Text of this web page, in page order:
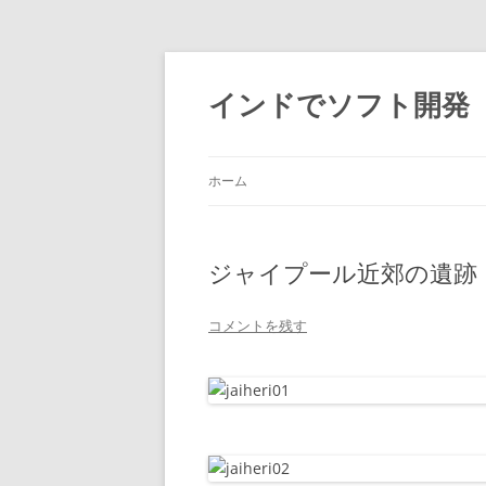
インドでソフト開発
ホーム
ジャイプール近郊の遺跡
コメントを残す